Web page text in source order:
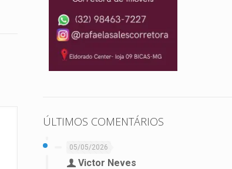
ÚLTIMOS COMENTÁRIOS
05/05/2026
Victor Neves